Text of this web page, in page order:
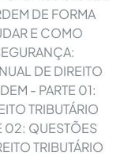
DE FORMA
E COMO
DE DIREITO
- PARTE 01:
TRIBUTÁRIO
02: QUESTÕES
TRIBUTÁRIO